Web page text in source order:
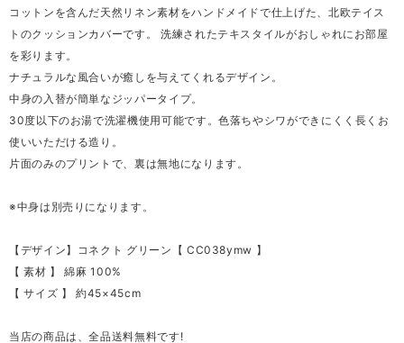
コットンを含んだ天然リネン素材をハンドメイドで仕上げた、北欧テイス
トのクッションカバーです。 洗練されたテキスタイルがおしゃれにお部屋
を彩ります。
ナチュラルな風合いが癒しを与えてくれるデザイン。
中身の入替が簡単なジッパータイプ。
30度以下のお湯で洗濯機使用可能です。色落ちやシワができにくく長くお
使いいただける造り。
片面のみのプリントで、裏は無地になります。
※中身は別売りになります。
【デザイン】コネクト グリーン【 CC038ymw 】
【 素材 】 綿麻 100%
【 サイズ 】 約45×45cm
当店の商品は、全品送料無料です!